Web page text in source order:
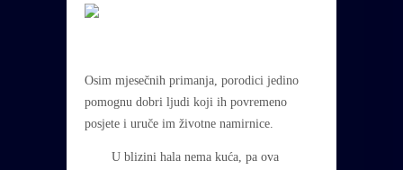
Osim mjesečnih primanja, porodici jedino
pomognu dobri ljudi koji ih povremeno
posjete i uruče im životne namirnice.
U blizini hala nema kuća, pa ova